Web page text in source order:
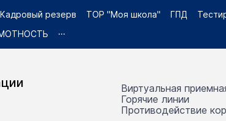
Виртуальная
Горячие линии
Противодействие
Кадровый резерв ТОР "Моя школа" ГПД
···